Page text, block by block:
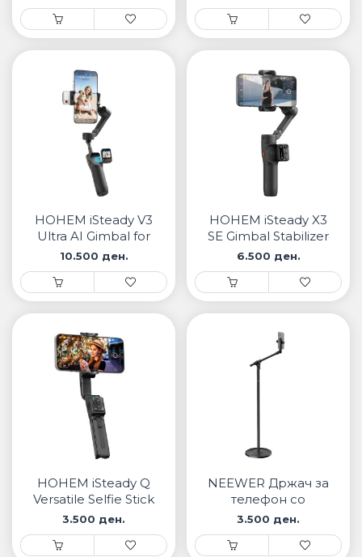
HOHEM iSteady V3
Ultra AI Gimbal for
Everyday Shots
10.500 ден.
HOHEM iSteady X3
SE Gimbal Stabilizer
6.500 ден.
HOHEM iSteady Q
Versatile Selfie Stick
& Phone Gimbal
3.500 ден.
NEEWER Држач за
телефон со
подлога ST009
3.500 ден.